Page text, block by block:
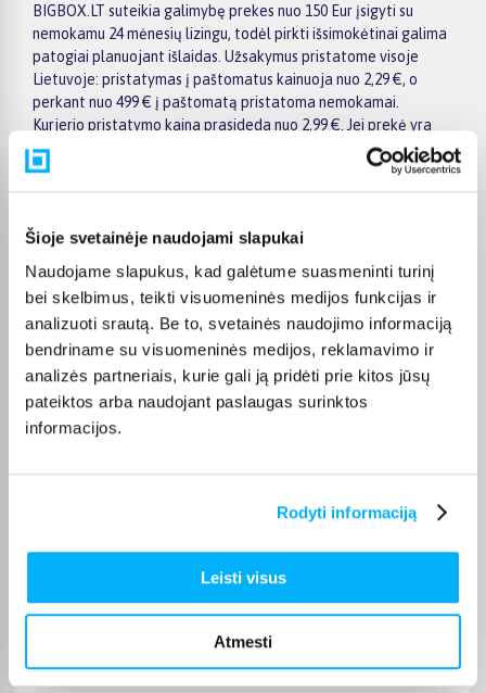
Šioje svetainėje naudojami slapukai
Naudojame slapukus, kad galėtume suasmeninti turinį
bei skelbimus, teikti visuomeninės medijos funkcijas ir
analizuoti srautą. Be to, svetainės naudojimo informaciją
bendriname su visuomeninės medijos, reklamavimo ir
analizės partneriais, kurie gali ją pridėti prie kitos jūsų
pateiktos arba naudojant paslaugas surinktos
informacijos.
Rodyti informaciją
Leisti visus
Atmesti
BIGBOX.LT suteikia galimybę prekes nuo 150 Eur įsigyti su
nemokamu 24 mėnesių lizingu, todėl pirkti išsimokėtinai galima
patogiai planuojant išlaidas. Užsakymus pristatome visoje
Lietuvoje: pristatymas į paštomatus kainuoja nuo 2,29 €, o
perkant nuo 499 € į paštomatą pristatoma nemokamai.
Kurjerio pristatymo kaina prasideda nuo 2,99 €. Jei prekė yra
sandėlyje, ją įprastai pristatome per 1–2 darbo dienas, o tikslų
terminą visada rasite konkrečios prekės puslapyje.
kategorijos, galite rinktis jums patogiausią gavimo būdą:
biure Kaune.
Pirkėjų atsiliepimai apie prekes
Reda D.
Patvirtintas pirkėjas